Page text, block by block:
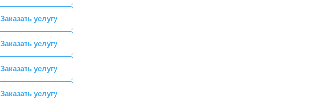
Заказать услугу
Заказать услугу
Заказать услугу
Заказать услугу
Заказать услугу
Заказать услугу
Заказать услугу
Заказать услугу